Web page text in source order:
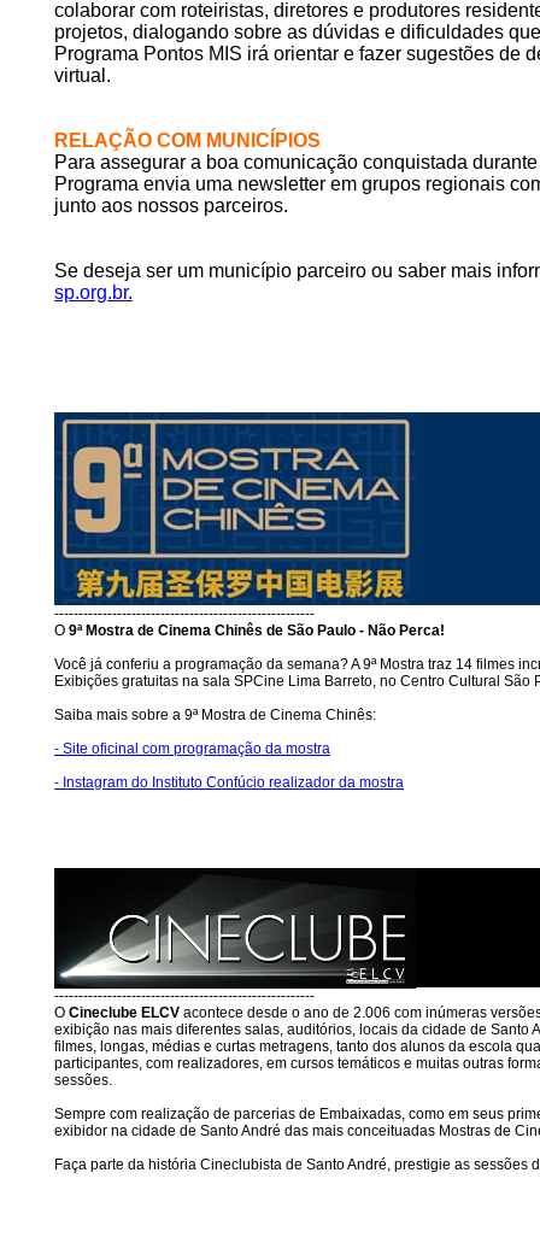
colaborar com roteiristas, diretores e produtores
projetos, dialogando sobre as dúvidas e dificuldades
Programa Pontos MIS irá orientar e fazer sugestões de
virtual.
RELAÇÃO COM MUNICÍPIOS
Para assegurar a boa comunicação conquistada
Programa envia uma newsletter em grupos regionais
junto aos nossos parceiros.
Se deseja ser um município parceiro ou saber mais
sp.org.br.
------------------------------------------------------
O 9ª Mostra de Cinema Chinês de São Paulo - Não Perca!
Você já conferiu a programação da semana? A 9ª Mostra traz 14 filmes
Exibições gratuitas na sala SPCine Lima Barreto, no Centro Cultural São
Saiba mais sobre a 9ª Mostra de Cinema Chinês:
- Site oficinal com programação da mostra
- Instagram do Instituto Confúcio realizador da mostra
------------------------------------------------------
O Cineclube ELCV acontece desde o ano de 2.006 com inúmeras
exibição nas mais diferentes salas, auditórios, locais da cidade de
filmes, longas, médias e curtas metragens, tanto dos alunos da escola
participantes, com realizadores, em cursos temáticos e muitas outras
sessões.
Sempre com realização de parcerias de Embaixadas, como em seus
exibidor na cidade de Santo André das mais conceituadas Mostras de
Faça parte da história Cineclubista de Santo André, prestigie as sessões